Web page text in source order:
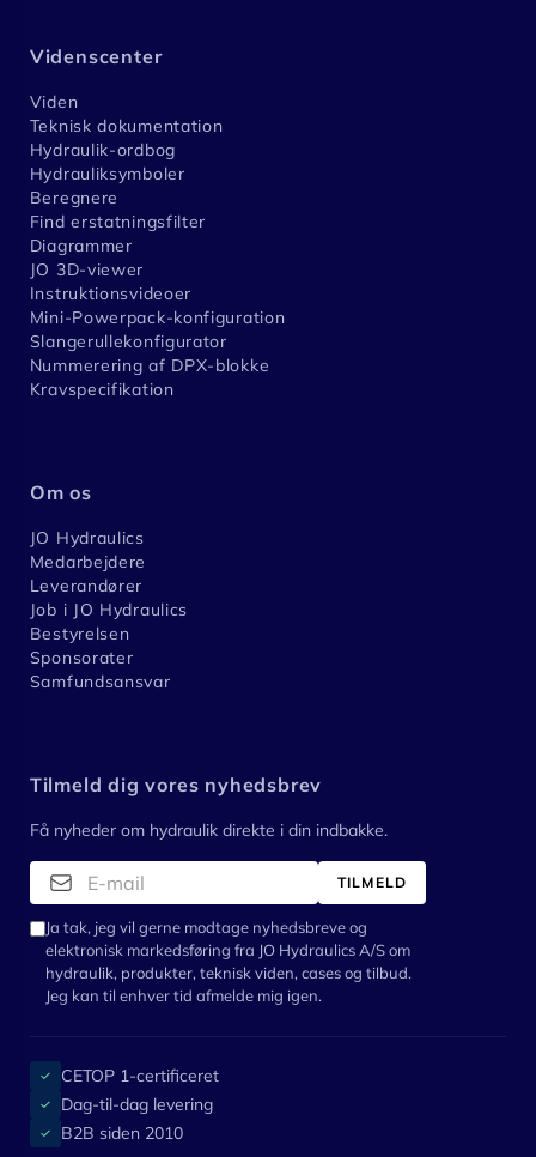
Videnscenter
Viden
Teknisk dokumentation
Hydraulik-ordbog
Hydrauliksymboler
Beregnere
Find erstatningsfilter
Diagrammer
JO 3D-viewer
Instruktionsvideoer
Mini-Powerpack-konfiguration
Slangerullekonfigurator
Nummerering af DPX-blokke
Kravspecifikation
Om os
JO Hydraulics
Medarbejdere
Leverandører
Job i JO Hydraulics
Bestyrelsen
Sponsorater
Samfundsansvar
Tilmeld dig vores nyhedsbrev
Få nyheder om hydraulik direkte i din indbakke.
TILMELD
Ja tak, jeg vil gerne modtage nyhedsbreve og
elektronisk markedsføring fra JO Hydraulics A/S om
hydraulik, produkter, teknisk viden, cases og tilbud.
Jeg kan til enhver tid afmelde mig igen.
✓ CETOP 1-certificeret
✓ Dag-til-dag levering
✓ B2B siden 2010